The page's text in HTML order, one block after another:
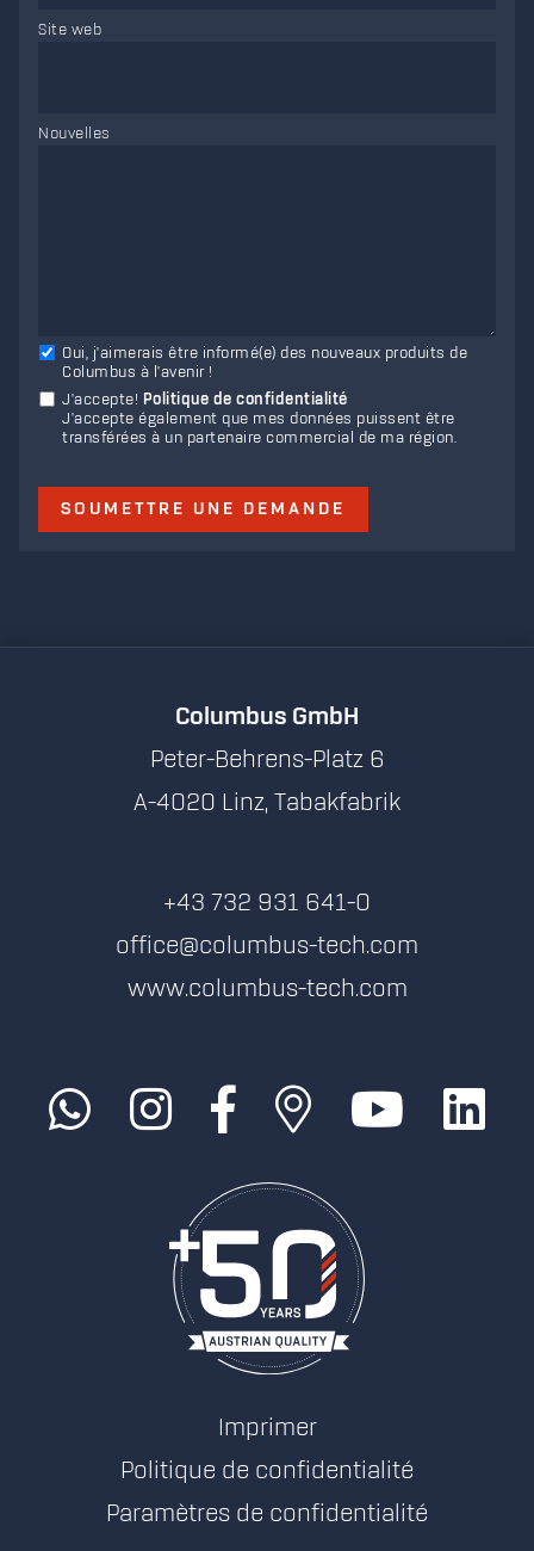
Site web
Nouvelles
Oui, j'aimerais être informé(e) des nouveaux produits de
Columbus à l'avenir !
J'accepte! Politique de confidentialité
J'accepte également que mes données puissent être
transférées à un partenaire commercial de ma région.
SOUMETTRE UNE DEMANDE
Columbus GmbH
Peter-Behrens-Platz 6
A-4020 Linz, Tabakfabrik
+43 732 931 641-0
office@columbus-tech.com
www.columbus-tech.com
Imprimer
Politique de confidentialité
Paramètres de confidentialité